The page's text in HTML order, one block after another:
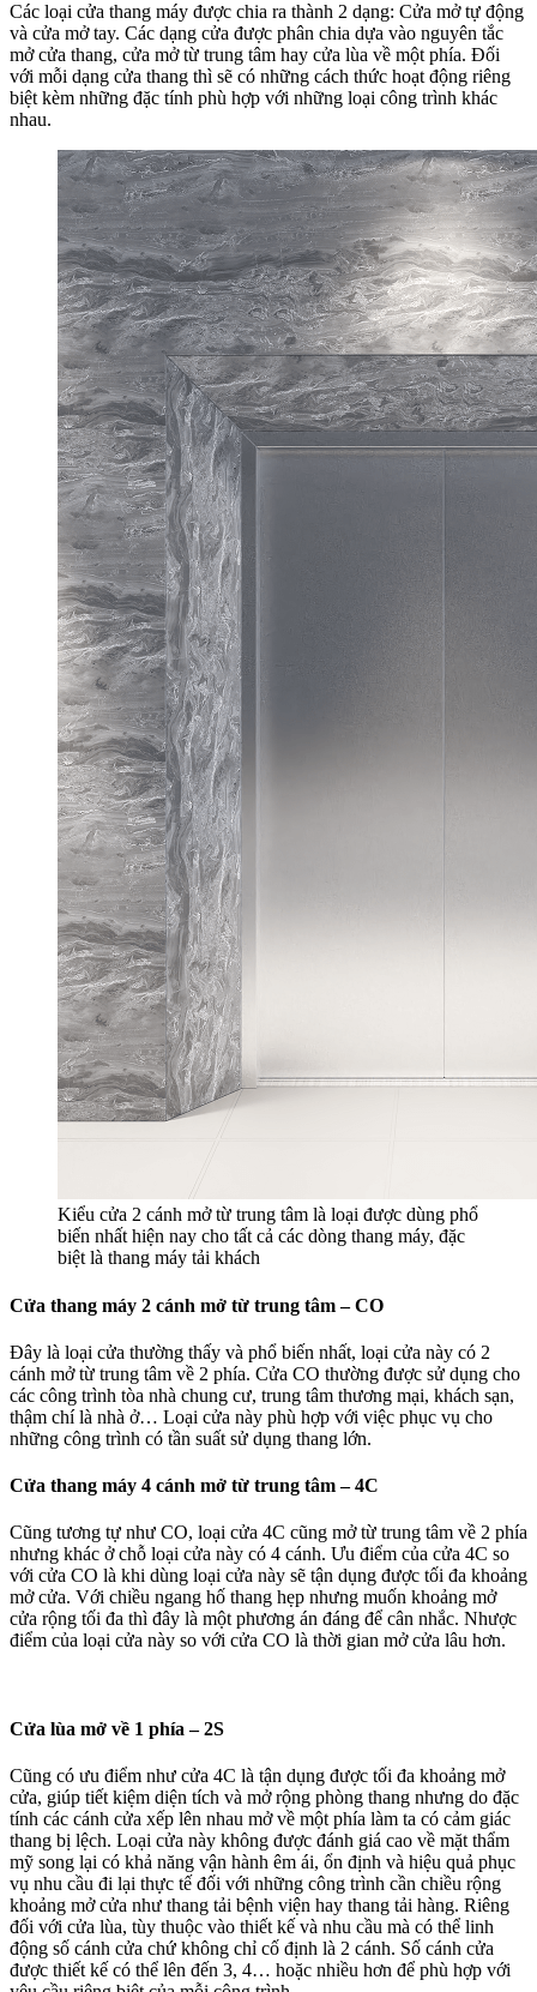
Các loại cửa thang máy được chia ra thành 2 dạng: Cửa mở tự động
và cửa mở tay. Các dạng cửa được phân chia dựa vào nguyên tắc
mở cửa thang, cửa mở từ trung tâm hay cửa lùa về một phía. Đối
với mỗi dạng cửa thang thì sẽ có những cách thức hoạt động riêng
biệt kèm những đặc tính phù hợp với những loại công trình khác
nhau.
Kiểu cửa 2 cánh mở từ trung tâm là loại được dùng phổ
biến nhất hiện nay cho tất cả các dòng thang máy, đặc
biệt là thang máy tải khách
Cửa thang máy 2 cánh mở từ trung tâm – CO
Đây là loại cửa thường thấy và phổ biến nhất, loại cửa này có 2
cánh mở từ trung tâm về 2 phía. Cửa CO thường được sử dụng cho
các công trình tòa nhà chung cư, trung tâm thương mại, khách sạn,
thậm chí là nhà ở… Loại cửa này phù hợp với việc phục vụ cho
những công trình có tần suất sử dụng thang lớn.
Cửa thang máy 4 cánh mở từ trung tâm – 4C
Cũng tương tự như CO, loại cửa 4C cũng mở từ trung tâm về 2 phía
nhưng khác ở chỗ loại cửa này có 4 cánh. Ưu điểm của cửa 4C so
với cửa CO là khi dùng loại cửa này sẽ tận dụng được tối đa khoảng
mở cửa. Với chiều ngang hố thang hẹp nhưng muốn khoảng mở
cửa rộng tối đa thì đây là một phương án đáng để cân nhắc. Nhược
điểm của loại cửa này so với cửa CO là thời gian mở cửa lâu hơn.
Cửa lùa mở về 1 phía – 2S
Cũng có ưu điểm như cửa 4C là tận dụng được tối đa khoảng mở
cửa, giúp tiết kiệm diện tích và mở rộng phòng thang nhưng do đặc
tính các cánh cửa xếp lên nhau mở về một phía làm ta có cảm giác
thang bị lệch. Loại cửa này không được đánh giá cao về mặt thẩm
mỹ song lại có khả năng vận hành êm ái, ổn định và hiệu quả phục
vụ nhu cầu đi lại thực tế đối với những công trình cần chiều rộng
khoảng mở cửa như thang tải bệnh viện hay thang tải hàng. Riêng
đối với cửa lùa, tùy thuộc vào thiết kế và nhu cầu mà có thể linh
động số cánh cửa chứ không chỉ cố định là 2 cánh. Số cánh cửa
được thiết kế có thể lên đến 3, 4… hoặc nhiều hơn để phù hợp với